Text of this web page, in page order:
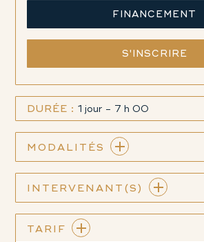
FINANCEMENT
S'INSCRIRE
DURÉE :1 jour - 7 h 00
MODALITÉS
INTERVENANT(S)
TARIF